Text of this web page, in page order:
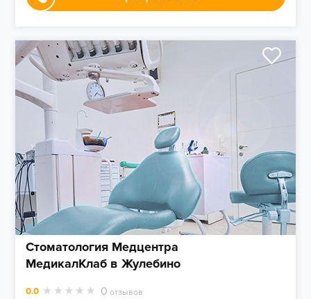
Стоматология Медцентра
МедикалКлаб в Жулебино
0.0 0 отзывов